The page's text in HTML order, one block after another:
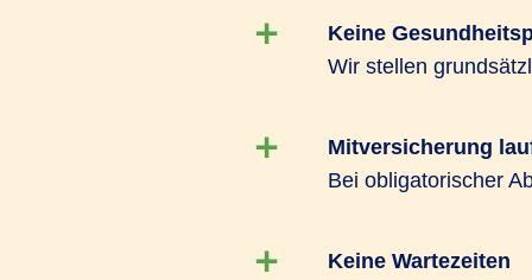
offenlässt, können beide Tarifarten
Für Unternehmen ab 10 Mitarbeitenden
Einheitsbeiträgen und
Keine
Wir stellen
Mitversicherung
Bei obligatorischer
Keine Wartezeiten